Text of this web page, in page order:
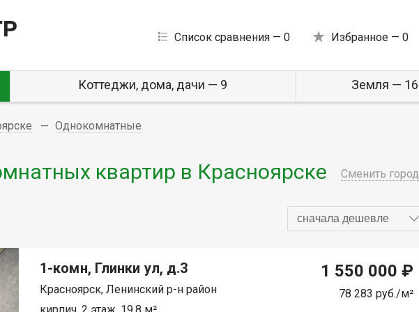
Список сравнения — 0 Избранное — 0
Коттеджи, дома, дачи — 9 Земля — 16
Однокомнатные
квартир в Красноярске Сменить город
сначала дешевле
1-комн, Глинки ул, д.3
Красноярск, Ленинский р-н район
1 550 000 ₽
78 283 руб./м²